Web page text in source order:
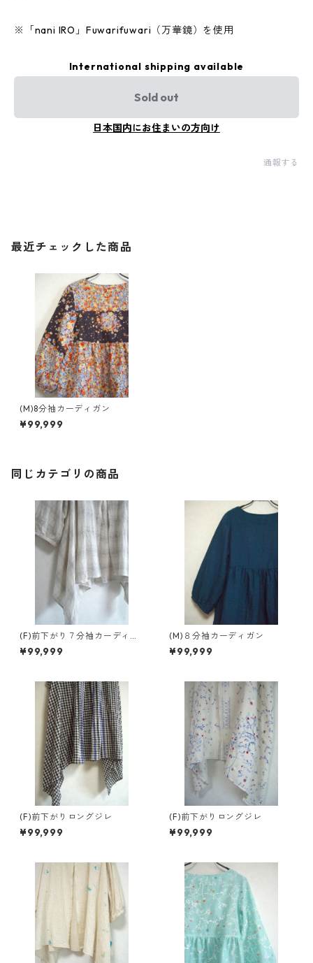
※「nani IRO」Fuwarifuwari（万華鏡）を使用
International shipping available
Sold out
日本国内にお住まいの方向け
通報する
最近チェックした商品
(M)8分袖カーディガン
¥99,999
同じカテゴリの商品
(F)前下がり７分袖カーディガ
ン
¥99,999
(M)８分袖カーディガン
¥99,999
(F)前下がりロングジレ
¥99,999
(F)前下がりロングジレ
¥99,999